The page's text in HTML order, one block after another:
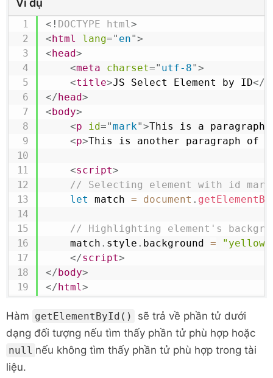
Ví dụ
<! DOCTYPE html>
<html lang=" en">
<head>
<meta charset=" utf-8">
<title>JS Select Element by ID</
</head>
<body>
<p id="mark">This is a
<p>This is another paragraph of
<script>
// Selecting element with id
let match = document .
// Highlighting element's
    match
. style . background = "yellow"
</script>
</body>
</html>
Hàm getElementById()
sẽ trả về phần tử dưới
dạng đối tượng nếu tìm thấy phần tử phù hợp hoặc
null nếu không tìm thấy phần tử phù hợp trong tài
liệu.